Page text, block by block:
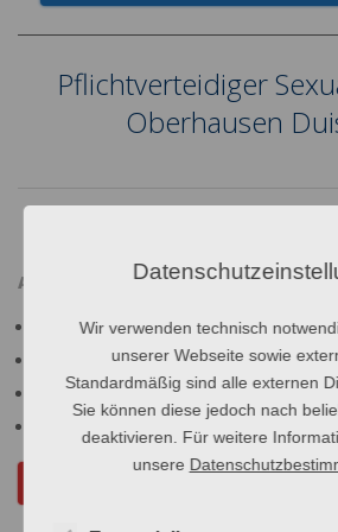
Pflichtverteidiger
Oberhausen
2022-
AKTUELL BETROFFEN?
Vorläufige Festnahme oder
Bevorstehende Anhörung oder
Anklageschrift oder Strafbefehl
Bevorstehender Gerichtstermin
Wir verwenden technisch
unserer Webseite sowie
Standardmäßig sind alle externen
Sie können diese jedoch nach
deaktivieren. Für weitere
unsere